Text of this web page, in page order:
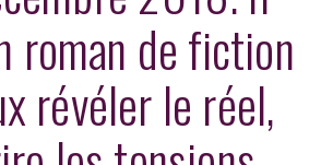
roman de fiction
révéler le réel,